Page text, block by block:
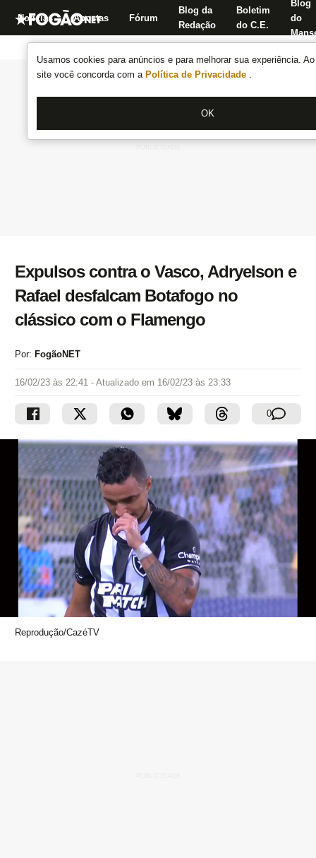
Usamos cookies para anúncios e para melhorar sua experiência.
site você concorda com a Política de Privacidade .
OK
Notícias Apostas Fórum
Blog da
Redação
Boletim
do C.E.
Blog
do
Expulsos contra o Vasco, Adryelson e
Rafael desfalcam Botafogo no
clássico com o Flamengo
Por: FogãoNET
16/02/23 às 22:41 - Atualizado em 16/02/23 às 23:33
0
Reprodução/CazéTV